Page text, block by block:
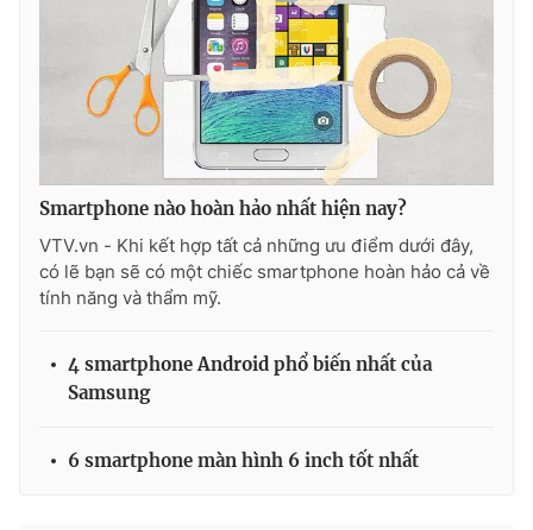
Smartphone nào hoàn hảo nhất hiện nay?
VTV.vn - Khi kết hợp tất cả những ưu điểm dưới đây,
có lẽ bạn sẽ có một chiếc smartphone hoàn hảo cả về
tính năng và thẩm mỹ.
4 smartphone Android phổ biến nhất của
Samsung
6 smartphone màn hình 6 inch tốt nhất